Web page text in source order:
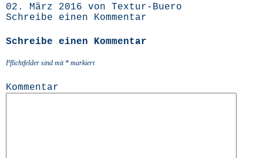
02. März 2016 von Textur-Buero
Schreibe einen Kommentar
Schreibe einen Kommentar
Pflichtfelder sind mit * markiert
Kommentar